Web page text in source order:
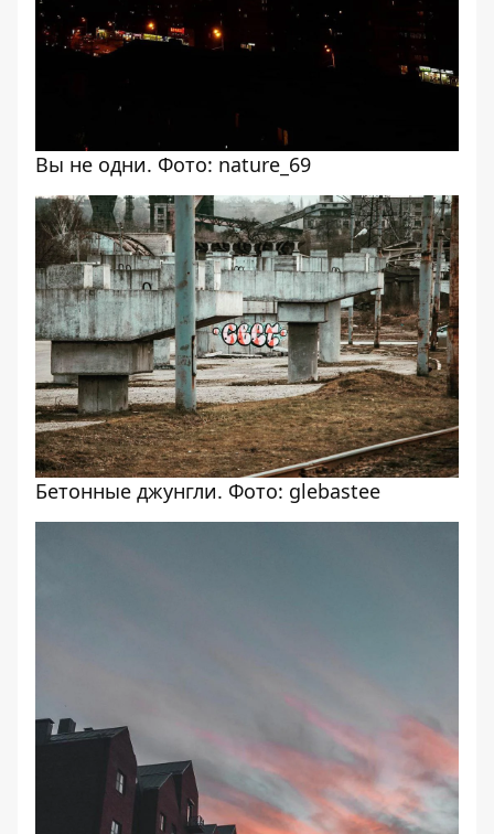
Вы не одни. Фото: nature_69
Бетонные джунгли. Фото: glebastee